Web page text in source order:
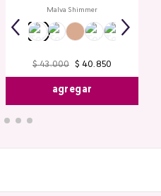
Look
Malva Shimmer
$ 43.000 $ 40. 850
agregar